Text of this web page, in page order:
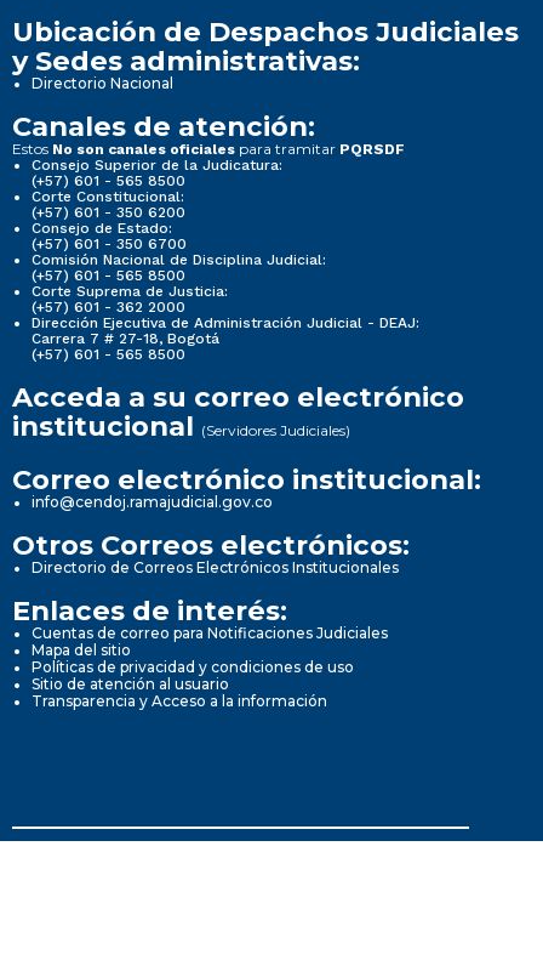
Ubicación de Despachos Judiciales
y Sedes administrativas:
Directorio Nacional
Canales de atención:
Estos No son canales oficiales para tramitar PQRSDF
Consejo Superior de la Judicatura:
(+57) 601 - 565 8500
Corte Constitucional:
(+57) 601 - 350 6200
Consejo de Estado:
(+57) 601 - 350 6700
Comisión Nacional de Disciplina Judicial:
(+57) 601 - 565 8500
Corte Suprema de Justicia:
(+57) 601 - 362 2000
Dirección Ejecutiva de Administración Judicial - DEAJ:
Carrera 7 # 27-18, Bogotá
(+57) 601 - 565 8500
Acceda a su correo electrónico
institucional (Servidores Judiciales)
Correo electrónico institucional:
info@cendoj.ramajudicial.gov.co
Otros Correos electrónicos:
Directorio de Correos Electrónicos Institucionales
Enlaces de interés:
Cuentas de correo para Notificaciones Judiciales
Mapa del sitio
Políticas de privacidad y condiciones de uso
Sitio de atención al usuario
Transparencia y Acceso a la información